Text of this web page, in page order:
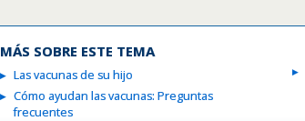
MÁS SOBRE ESTE TEMA
Las vacunas de su hijo
Cómo ayudan las vacunas: Preguntas
frecuentes